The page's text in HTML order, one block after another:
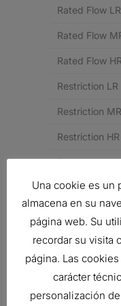
Rated Flow LR
Rated Flow
Rated Flow HR
Restriction LR
Restriction MR
Restriction HR
Style
Family
Related
Una cookie es un
almacena en su
página web. Su
recordar su visita
página. Las
carácter
personalización